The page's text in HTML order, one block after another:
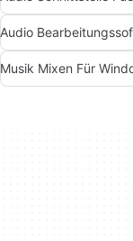
Musik Mixen Für